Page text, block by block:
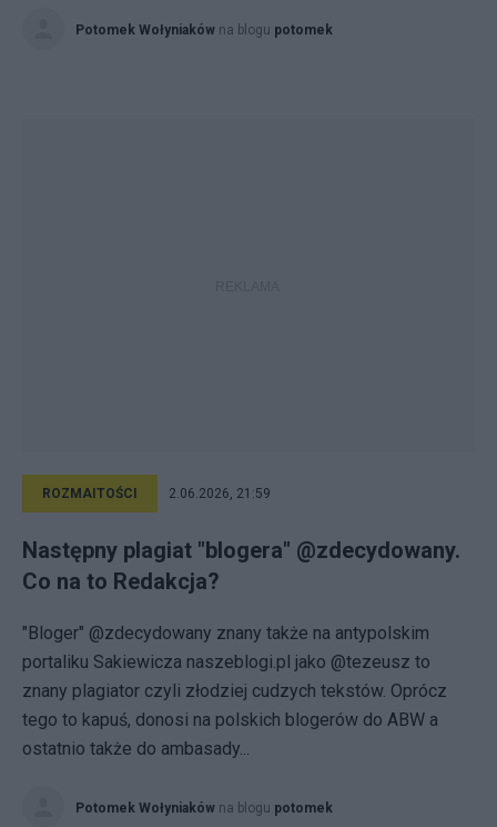
Potomek Wołyniaków na blogu potomek
ROZMAITOŚCI 2.06.2026, 21:59
Następny plagiat "blogera" @zdecydowany.
Co na to Redakcja?
"Bloger" @zdecydowany znany także na antypolskim
portaliku Sakiewicza naszeblogi.pl jako @tezeusz to
znany plagiator czyli złodziej cudzych tekstów. Oprócz
tego to kapuś, donosi na polskich blogerów do ABW a
ostatnio także do ambasady...
Potomek Wołyniaków na blogu potomek